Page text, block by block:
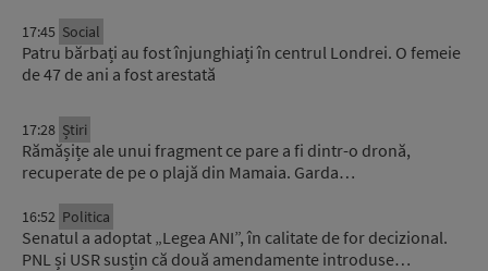
17:45 Social
Patru bărbați au fost înjunghiați în centrul Londrei. O femeie
de 47 de ani a fost arestată
17:28 Știri
Rămășițe ale unui fragment ce pare a fi dintr-o dronă,
recuperate de pe o plajă din Mamaia. Garda…
16:52 Politica
Senatul a adoptat „Legea ANI”, în calitate de for decizional.
PNL și USR susțin că două amendamente introduse…